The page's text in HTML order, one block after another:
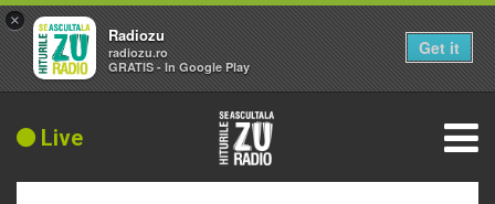
Live
×
Radiozu
radiozu.ro
GRATIS - In Google Play
Get it